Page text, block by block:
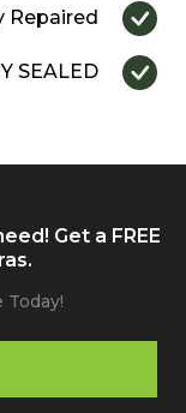
Repaired
SEALED
Get a FREE